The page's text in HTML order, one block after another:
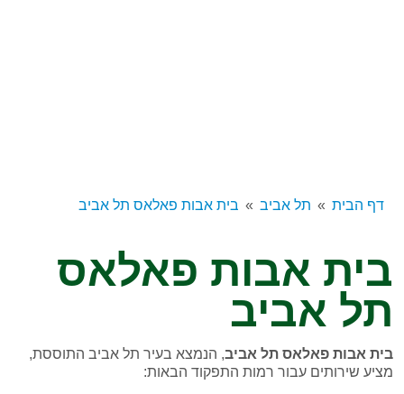
דף הבית תל אביב בית אבות פאלאס תל אביב
בית אבות פאלאס
תל אביב
בית אבות פאלאס תל אביב, הנמצא בעיר תל אביב התוססת,
מציע שירותים עבור רמות התפקוד הבאות: